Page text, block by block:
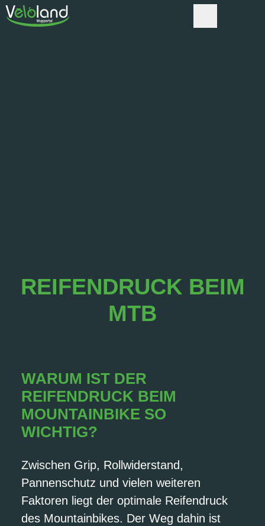
REIFENDRUCK BEIM
MTB
WARUM IST DER
REIFENDRUCK BEIM
MOUNTAINBIKE SO
WICHTIG?
Zwischen Grip, Rollwiderstand,
Pannenschutz und vielen weiteren
Faktoren liegt der optimale Reifendruck
des Mountainbikes. Der Weg dahin ist